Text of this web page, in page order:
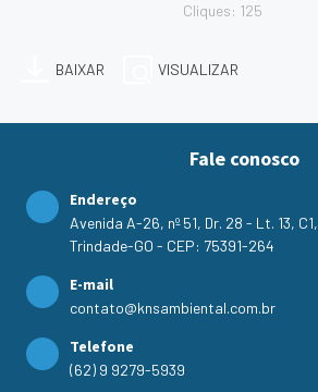
Cliques: 125
BAIXAR VISUALIZAR
Fale conosco
Endereço
Avenida A-26, nº 51, Dr. 28 - Lt. 13,
Trindade-GO - CEP: 75391-264
E-mail
contato@knsambiental.com.br
Telefone
(62) 9 9279-5939